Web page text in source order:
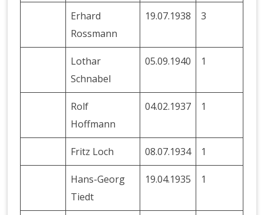
Erhard
Rossmann
19.07.1938 3
Lothar
Schnabel
05.09.1940 1
Rolf
Hoffmann
04.02.1937 1
Fritz Loch 08.07.1934 1
Hans-Georg
Tiedt
19.04.1935 1